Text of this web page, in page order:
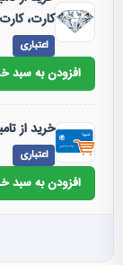
کارت،
اعتباری
افزودن به سبد
خرید از
اعتباری
افزودن به سبد